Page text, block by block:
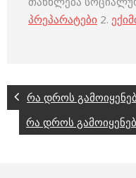
პრეპარატები 2.
რა დროს
რა დროს